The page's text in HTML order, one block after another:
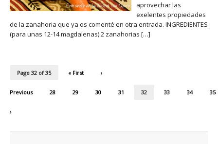
aprovechar las
exelentes propiedades
de la zanahoria que ya os comenté en otra entrada. INGREDIENTES
(para unas 12-14 magdalenas) 2 zanahorias […]
Page 32 of 35 « First ‹
Previous 28 29 30 31 32 33 34 35
›